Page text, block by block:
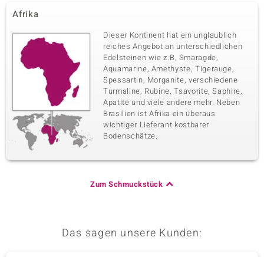
Afrika
Dieser Kontinent hat ein unglaublich
reiches Angebot an unterschiedlichen
Edelsteinen wie z.B. Smaragde,
Aquamarine, Amethyste, Tigerauge,
Spessartin, Morganite, verschiedene
Turmaline, Rubine, Tsavorite, Saphire,
Apatite und viele andere mehr. Neben
Brasilien ist Afrika ein überaus
wichtiger Lieferant kostbarer
Bodenschätze.
Zum Schmuckstück
Das sagen unsere Kunden: